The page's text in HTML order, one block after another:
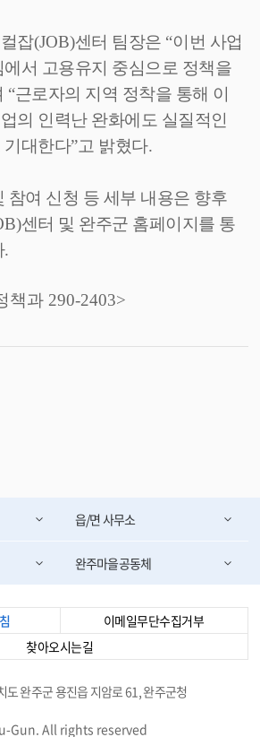
잡(JOB)센터 팀장은 “이번 사업
서 고용유지 중심으로 정책을
“근로자의 지역 정착을 통해 이
의 인력난 완화에도 실질적인
기대한다”고 밝혔다.
참여 신청 등 세부 내용은 향후
센터 및 완주군 홈페이지를 통
.
책과 290-2403>
읍/면 사무소
완주마을공동체
이메일무단수집거부
찾아오시는길
완주군 용진읍 지암로 61, 완주군청
Gun. All rights reserved